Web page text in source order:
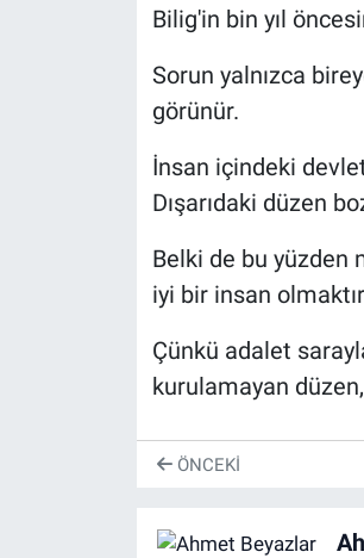
Bilig'in bin yıl
Sorun yalnızca
görünür.
İnsan içindeki
Dışarıdaki düzen
Belki de bu yüzden
iyi bir insan
Çünkü adalet
kurulamayan
ÖNCEKI